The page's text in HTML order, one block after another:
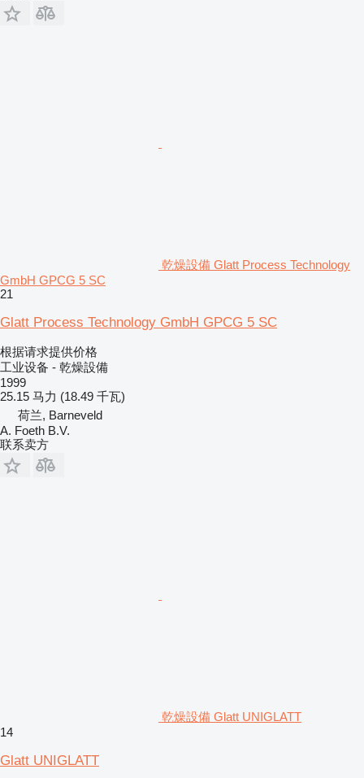
乾燥設備 Glatt Process Technology
GmbH GPCG 5 SC
21
Glatt Process Technology GmbH GPCG 5 SC
根据请求提供价格
工业设备 - 乾燥設備
1999
25.15 马力 (18.49 千瓦)
荷兰, Barneveld
A. Foeth B.V.
联系卖方
乾燥設備 Glatt UNIGLATT
14
Glatt UNIGLATT